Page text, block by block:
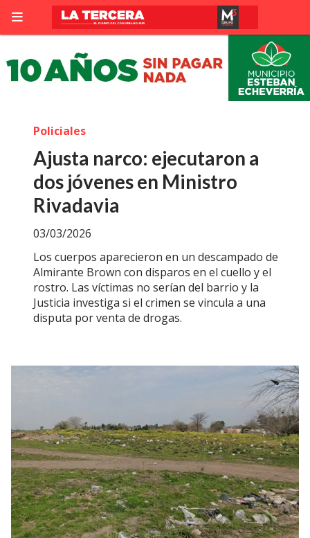
Ajusta narco: ejecutaron a
dos jóvenes en Ministro
Rivadavia
Los cuerpos aparecieron en un descampado de
Almirante Brown con disparos en el cuello y el
rostro. Las víctimas no serían del barrio y la
Justicia investiga si el crimen se vincula a una
disputa por venta de drogas.
Policiales
03/03/2026